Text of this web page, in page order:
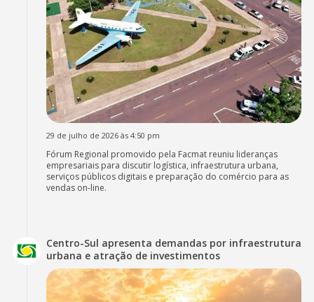
29 de julho de 2026 às 4:50 pm
Fórum Regional promovido pela Facmat reuniu lideranças
empresariais para discutir logística, infraestrutura urbana,
serviços públicos digitais e preparação do comércio para as
vendas on-line.
Centro-Sul apresenta demandas por infraestrutura
urbana e atração de investimentos